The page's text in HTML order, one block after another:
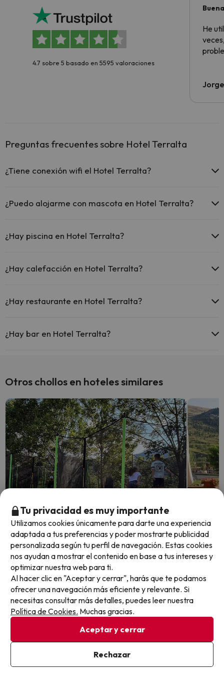
4.7 sobre 5 basado en 5595 valoraciones
He
Preguntas frecuentes sobre Hotel Terralta
¿Tiene conexión wifi el Hotel Terralta?
El Hotel Terralta dispone de Wi-Fi.
¿Puedo alojarme con mascota en Hotel Terralta?
directo en hotel). Consulta las condiciones.
¿Hay piscina en Hotel Terralta?
Aquí tienes más info sobre la piscina y otras instalaciones.
¿Hay calefacción en Hotel Terralta?
¿Hay restaurante en Hotel Terralta?
¿Hay bar en Hotel Terralta?
Otros chollos en hoteles similares
Quedan 5 días 7 horas
¡Verano en familia! Niños gratis,
animación y piscina en el Pirineo
Catalán
Hotel Taüll
Pla de l'Ermita, Lleida
Alojamiento y desayuno
Cancelación GRATIS hasta 7 días antes
Quedan
Taüll
Varias
Hotel
Tu privacidad es muy importante
Utilizamos cookies únicamente para darte una experiencia
adaptada a tus preferencias y poder mostrarte publicidad
personalizada según tu perfil de navegación. Estas cookies
nos ayudan a mostrar el contenido en base a tus intereses y
optimizar nuestra web para ti.
Al hacer clic en "Aceptar y cerrar", harás que te podamos
ofrecer una navegación más eficiente y relevante. Si
necesitas consultar más detalles, puedes leer nuestra
Política de Cookies. Muchas gracias.
Aceptar y cerrar
Rechazar